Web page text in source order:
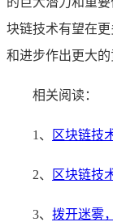
块链技术有望在
和进步作出更大的
相关阅读：
1、 区块链技
2、 区块链技
3、 拨开迷雾